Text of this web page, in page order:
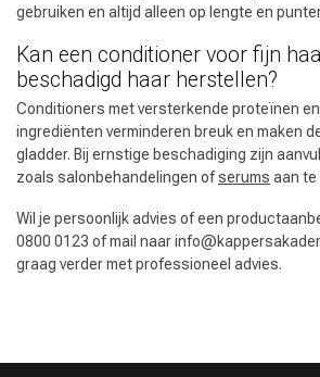
gebruiken en altijd alleen op lengte en
Kan een conditioner voor fijn
beschadigd haar herstellen?
Conditioners met versterkende proteïnen
ingrediënten verminderen breuk en maken
gladder. Bij ernstige beschadiging zijn
zoals salonbehandelingen ofserums aan te
Wil je persoonlijk advies of een
0800 0123 of mail naar
graag verder met professioneel advies.